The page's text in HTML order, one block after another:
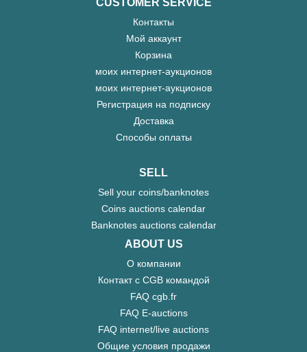
Контакты
Мой аккаунт
Корзина
моих интернет-аукционов
моих интернет-аукционов
Регистрация на подписку
Доставка
Способы оплаты
SELL
Sell your coins/banknotes
Coins auctions calendar
Banknotes auctions calendar
ABOUT US
О компании
Контакт с CGB командой
FAQ cgb.fr
FAQ E-auctions
FAQ internet/live auctions
Общие условия продажи